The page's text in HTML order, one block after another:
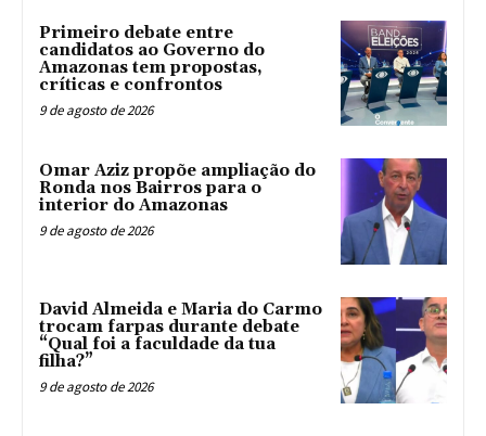
Primeiro debate entre
candidatos ao Governo do
Amazonas tem propostas,
críticas e confrontos
9 de agosto de 2026
Omar Aziz propõe ampliação do
Ronda nos Bairros para o
interior do Amazonas
9 de agosto de 2026
David Almeida e Maria do Carmo
trocam farpas durante debate
“Qual foi a faculdade da tua
filha?”
9 de agosto de 2026